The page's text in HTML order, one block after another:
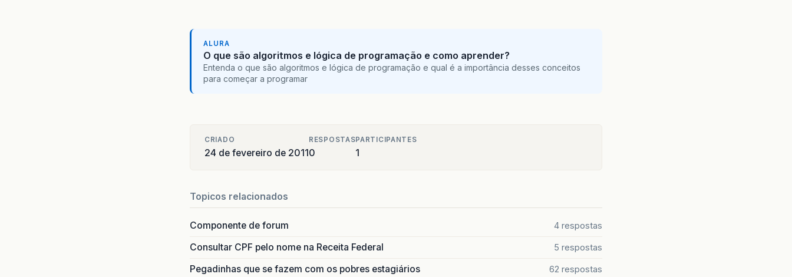
ALURA
O que são algoritmos e lógica de programação e como aprender?
Entenda o que são algoritmos e lógica de programação e qual é a importância desses conceitos
para começar a programar
CRIADO
24 de fevereiro de 2011
RESPOSTAS
0
PARTICIPANTES
1
Topicos relacionados
Componente de forum 4 respostas
Consultar CPF pelo nome na Receita Federal 5 respostas
Pegadinhas que se fazem com os pobres estagiários 62 respostas